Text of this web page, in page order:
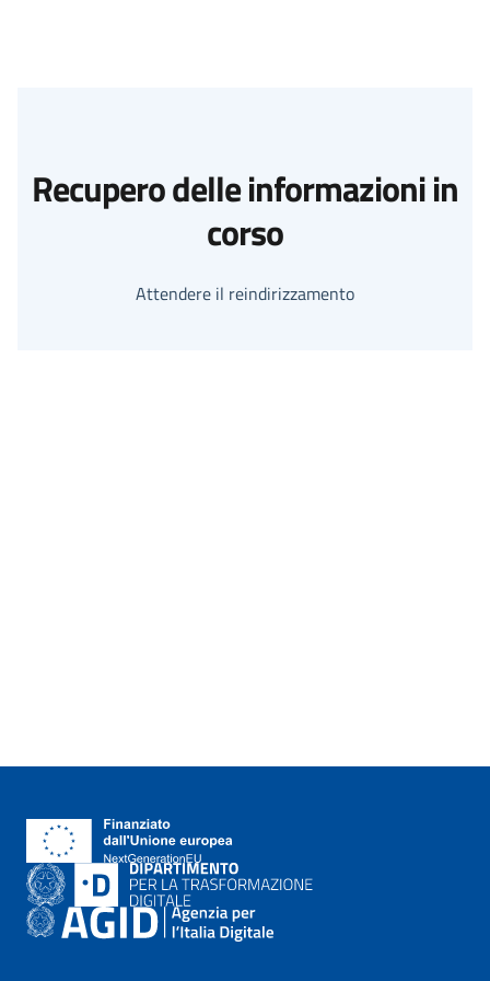
Recupero delle informazioni in
corso
Attendere il reindirizzamento